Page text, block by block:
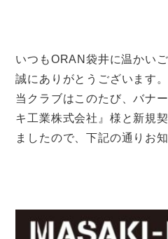
いつもORAN袋井に温かい
誠にありがとうございます。
当クラブはこのたび、バナ
キ工業株式会社』様と新規
ましたので、下記の通りお